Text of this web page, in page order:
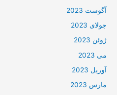
آگوست 2023
جولای 2023
ژوئن 2023
می 2023
آوریل 2023
مارس 2023